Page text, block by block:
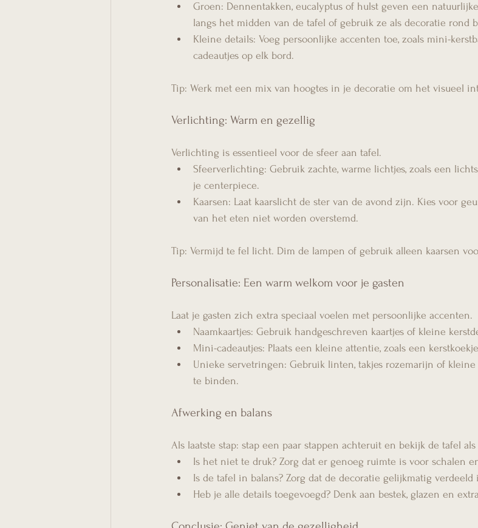
Groen: Dennentakken, eucalyptus of hulst geven een
langs het midden van de tafel of gebruik ze als decoratie rond
Kleine details: Voeg persoonlijke accenten toe, zoals mini-
cadeautjes op elk bord.
Tip: Werk met een mix van hoogtes in je decoratie om het visueel
Verlichting: Warm en gezellig
Verlichting is essentieel voor de sfeer aan tafel.
Sfeerverlichting: Gebruik zachte, warme lichtjes, zoals een
je centerpiece.
Kaarsen: Laat kaarslicht de ster van de avond zijn. Kies voor
van het eten niet worden overstemd.
Tip: Vermijd te fel licht. Dim de lampen of gebruik alleen kaarsen
Personalisatie: Een warm welkom voor je gasten
Laat je gasten zich extra speciaal voelen met persoonlijke accenten.
Naamkaartjes: Gebruik handgeschreven kaartjes of kleine
Mini-cadeautjes: Plaats een kleine attentie, zoals een
Unieke servetringen: Gebruik linten, takjes rozemarijn of
te binden.
Afwerking en balans
Als laatste stap: stap een paar stappen achteruit en bekijk de tafel
Is het niet te druk? Zorg dat er genoeg ruimte is voor schalen
Is de tafel in balans? Zorg dat de decoratie gelijkmatig verdeeld
Heb je alle details toegevoegd? Denk aan bestek, glazen en